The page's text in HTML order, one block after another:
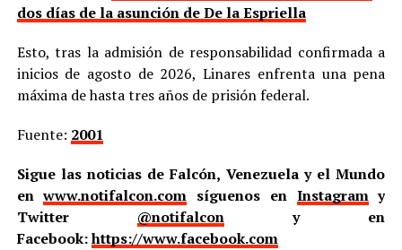
dos días de la asunción de De la Espriella
Esto, tras la admisión de responsabilidad confirmada a
inicios de agosto de 2026, Linares enfrenta una pena
máxima de hasta tres años de prisión federal.
Fuente: 2001
Sigue las noticias de Falcón, Venezuela y el Mundo
enwww.notifalcon.com síguenos en Instagramy
Twitter @notifalcony en
Facebook:https://www.facebook.com